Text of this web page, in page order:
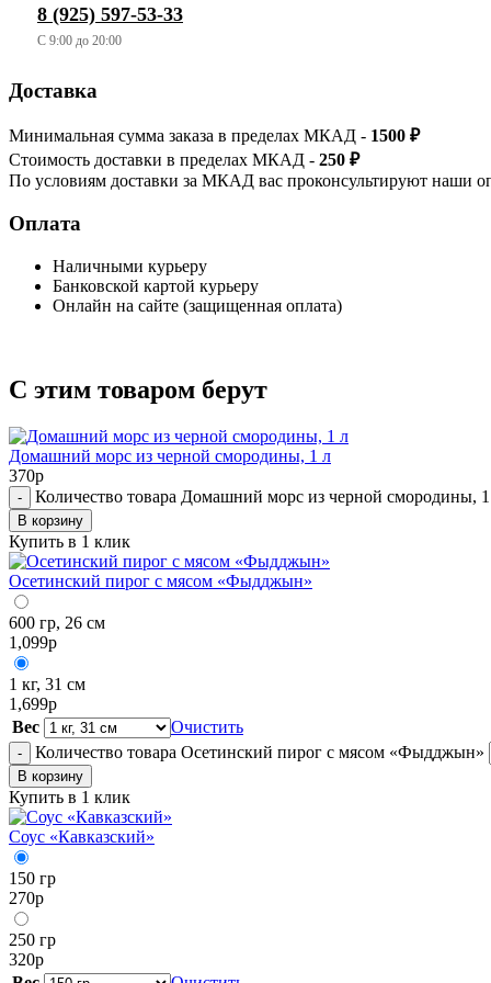
8 (925) 597-53-33
C 9:00 до 20:00
Доставка
Минимальная сумма заказа в пределах МКАД - 1500 ₽
Стоимость доставки в пределах МКАД - 250 ₽
По условиям доставки за МКАД вас проконсультируют наши
Оплата
Наличными курьеру
Банковской картой курьеру
Онлайн на сайте (защищенная оплата)
С этим товаром берут
Домашний морс из черной смородины, 1 л
370р
- Количество товара Домашний морс из черной смородины,
В корзину
Купить в 1 клик
Осетинский пирог с мясом «Фыдджын»
600 гр, 26 см
1,099р
1 кг, 31 см
1,699р
Вес
Очистить
- Количество товара Осетинский пирог с мясом «Фыдджын»
В корзину
Купить в 1 клик
Соус «Кавказский»
150 гр
270р
250 гр
320р